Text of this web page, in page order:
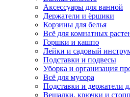
Аксессуары для ванной
Держатели и ёршики
Корзины для белья
Всё для комнатных
Горшки и кашпо
Лейки и садовый
Подставки и подвесы
Уборка и организация
Всё для мусора
Подставки и держатели
Вешалки, крючки и